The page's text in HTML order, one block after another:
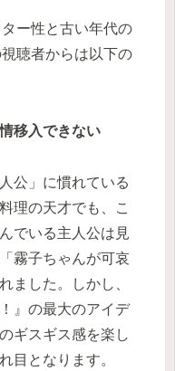
ー性と古い年代の
聴者からは以下の
移入できない
公」に慣れている
理の天才でも、こ
でいる主人公は見
霧子ちゃんが可哀
ました。しかし、
』の最大のアイデ
ギスギス感を楽し
目となります。